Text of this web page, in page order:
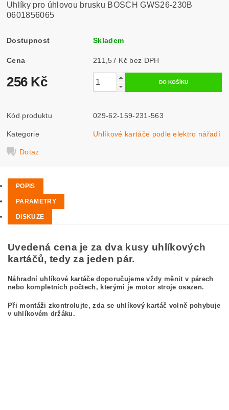
Uhlíky pro úhlovou brusku BOSCH GWS26-230B
0601856065
Dostupnost Skladem
Cena 211,57 Kč bez DPH
256 Kč
Kód produktu 029-62-159-231-563
Kategorie Uhlíkové kartáče podle elektro nářadí
Dotaz
POPIS
PARAMETRY
DISKUZE
Uvedená cena je za dva kusy uhlíkových
kartáčů, tedy za jeden pár.
Náhradní uhlíkové kartáče doporučujeme vždy měnit v párech
nebo kompletních počtech, kterými je motor stroje osazen.
Při montáži zkontrolujte, zda se uhlíkový kartáč volně pohybuje
v uhlíkovém držáku.